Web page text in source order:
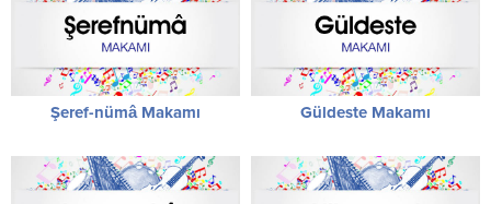
Şeref-nümâ Makamı Güldeste Makamı